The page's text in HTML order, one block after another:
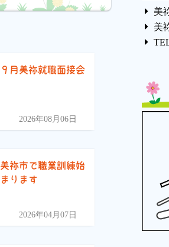
９月美祢就職面接会
2026年08月06日
美祢市で職業訓練始
まります
2026年04月07日
美
美